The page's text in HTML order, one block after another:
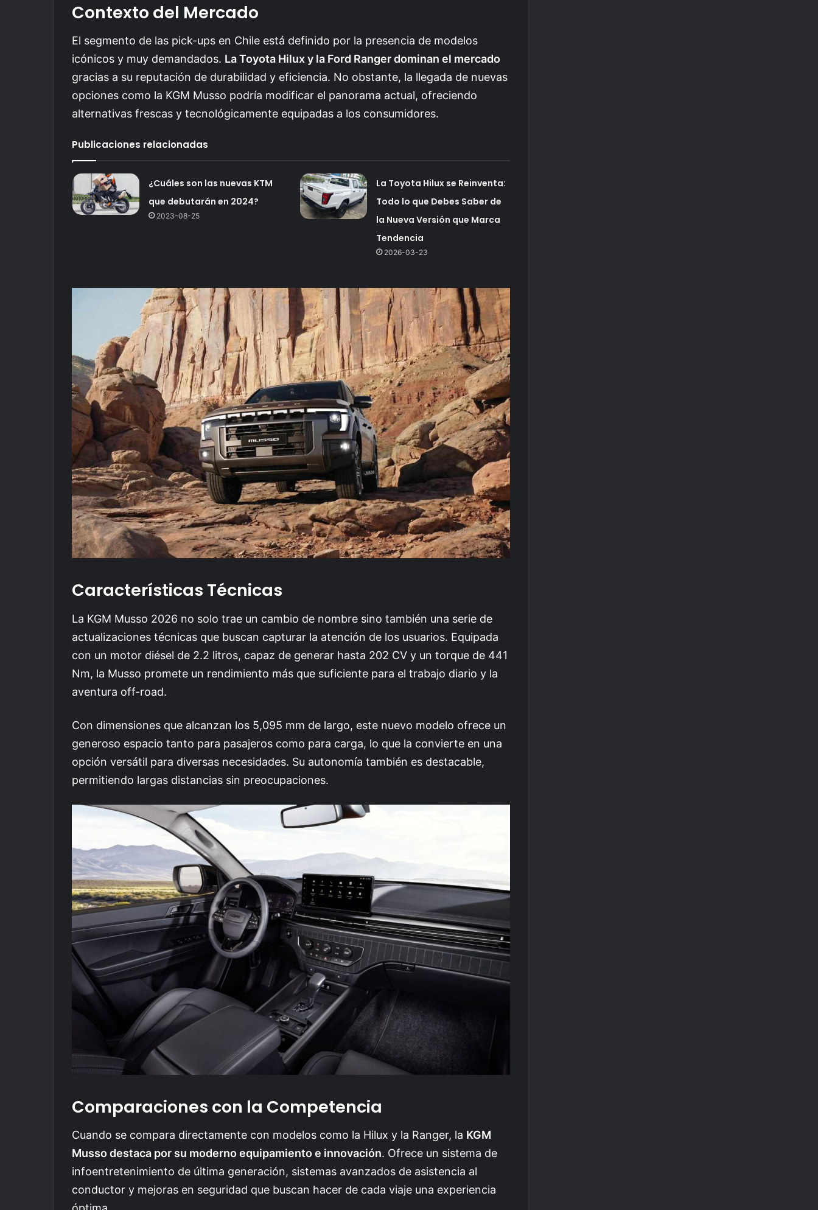
Contexto del Mercado
El segmento de las pick-ups en Chile está definido por la presencia de modelos
icónicos y muy demandados. La Toyota Hilux y la Ford Ranger dominan el mercado
gracias a su reputación de durabilidad y eficiencia. No obstante, la llegada de nuevas
opciones como la KGM Musso podría modificar el panorama actual, ofreciendo
alternativas frescas y tecnológicamente equipadas a los consumidores.
Publicaciones relacionadas
¿Cuáles son las nuevas KTM
que debutarán en 2024?
2023-08-25
La Toyota Hilux se Reinventa:
Todo lo que Debes Saber de
la Nueva Versión que Marca
Tendencia
2026-03-23
Características Técnicas
La KGM Musso 2026 no solo trae un cambio de nombre sino también una serie de
actualizaciones técnicas que buscan capturar la atención de los usuarios. Equipada
con un motor diésel de 2.2 litros, capaz de generar hasta 202 CV y un torque de 441
Nm, la Musso promete un rendimiento más que suficiente para el trabajo diario y la
aventura off-road.
Con dimensiones que alcanzan los 5,095 mm de largo, este nuevo modelo ofrece un
generoso espacio tanto para pasajeros como para carga, lo que la convierte en una
opción versátil para diversas necesidades. Su autonomía también es destacable,
permitiendo largas distancias sin preocupaciones.
Comparaciones con la Competencia
Cuando se compara directamente con modelos como la Hilux y la Ranger, la KGM
Musso destaca por su moderno equipamiento e innovación. Ofrece un sistema de
infoentretenimiento de última generación, sistemas avanzados de asistencia al
conductor y mejoras en seguridad que buscan hacer de cada viaje una experiencia